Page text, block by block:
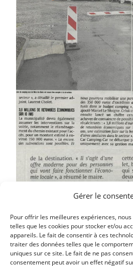
Gérer le
Pour offrir les meilleures expériences,
telles que les cookies pour stocker et/ou
appareils. Le fait de consentir à ces
traiter des données telles que le
uniques sur ce site. Le fait de ne pas
consentement peut avoir un effet négatif